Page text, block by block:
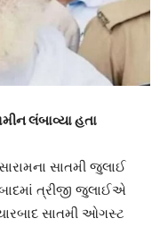
લંબાવ્યા હતા
સાતમી જુલાઈ
ત્રીજી જુલાઈએ
સાતમી ઓગસ્ટ